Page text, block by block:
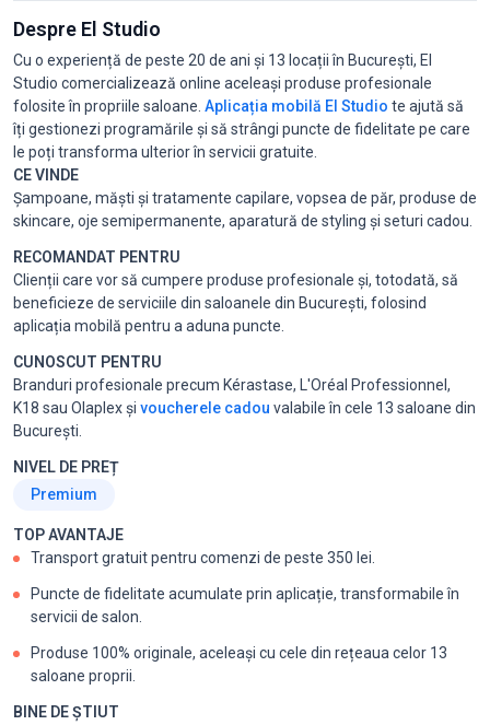
Despre El Studio
Cu o experiență de peste 20 de ani și 13 locații în București, El
Studio comercializează online aceleași produse profesionale
folosite în propriile saloane. Aplicația mobilă El Studio te ajută să
îți gestionezi programările și să strângi puncte de fidelitate pe care
le poți transforma ulterior în servicii gratuite.
CE VINDE
Șampoane, măști și tratamente capilare, vopsea de păr, produse de
skincare, oje semipermanente, aparatură de styling și seturi cadou.
RECOMANDAT PENTRU
Clienții care vor să cumpere produse profesionale și, totodată, să
beneficieze de serviciile din saloanele din București, folosind
aplicația mobilă pentru a aduna puncte.
CUNOSCUT PENTRU
Branduri profesionale precum Kérastase, L'Oréal Professionnel,
K18 sau Olaplex și voucherele cadou valabile în cele 13 saloane din
București.
NIVEL DE PREȚ
Premium
TOP AVANTAJE
Transport gratuit pentru comenzi de peste 350 lei.
Puncte de fidelitate acumulate prin aplicație, transformabile în
servicii de salon.
Produse 100% originale, aceleași cu cele din rețeaua celor 13
saloane proprii.
BINE DE ȘTIUT